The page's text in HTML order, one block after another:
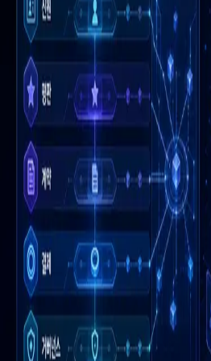
우성짱의 문서
Toggle theme
전체YouTubeArticleTags Authors
태그 찾기 /#agent-trust-layer
Tag 1 건 Article 1
agent-trust-layer
이 태그와 연결된 문서를 한곳에서
하는 연관 태그까지 이어서 탐색할
연관 태그
aaron-wright · 연관도 100
infrastructure 공동문서1· 연관도100
동문서1 · 연관도 100 % #
· 연관도
100 % #google-a2a공동문서 1
enables-reputation공동문서 1· 연관도
pricing
100%
· 연관도
x-thread 공동문서 ·
Article 2026년 5월 19일